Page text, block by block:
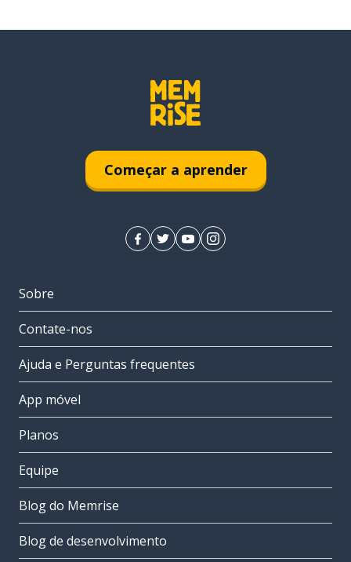
Começar a aprender
Sobre
Contate-nos
Ajuda e Perguntas frequentes
App móvel
Planos
Equipe
Blog do Memrise
Blog de desenvolvimento